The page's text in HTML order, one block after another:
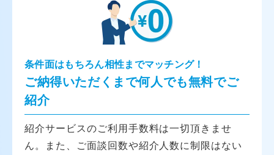
条件面はもちろん相性までマッチング！
ご納得いただくまで何人でも無料でご
紹介
紹介サービスのご利用手数料は一切頂きませ
ん。また、ご面談回数や紹介人数に制限はない